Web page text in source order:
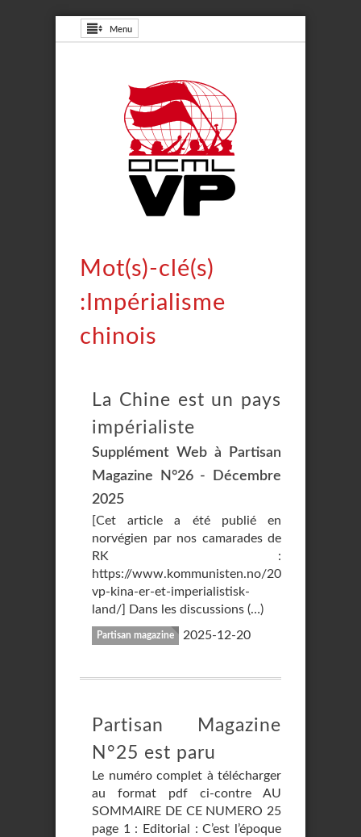
Menu
Mot(s)-clé(s)
:Impérialisme
chinois
La Chine est un pays
impérialiste
Supplément Web à Partisan
Magazine N°26 - Décembre
2025
[Cet article a été publié en
norvégien par nos camarades de
RK :
https://www.kommunisten.no/2026/01/ocml-
vp-kina-er-et-imperialistisk-
land/] Dans les discussions (…)
Partisan magazine 2025-12-20
Partisan Magazine
N°25 est paru
Le numéro complet à télécharger
au format pdf ci-contre AU
SOMMAIRE DE CE NUMERO 25
page 1 : Editorial : C’est l’époque